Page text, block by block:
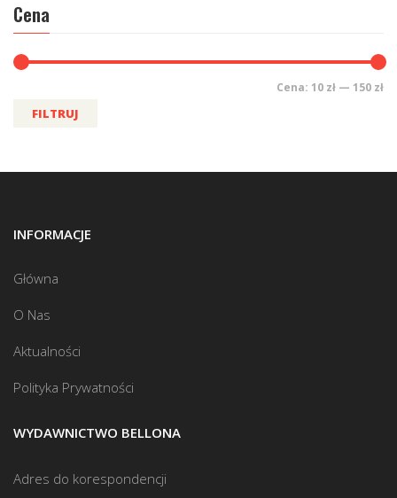
Cena
FILTRUJ
Cena: 10 zł — 150 zł
INFORMACJE
Główna
O Nas
Aktualności
Polityka Prywatności
WYDAWNICTWO BELLONA
Adres do korespondencji